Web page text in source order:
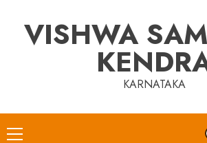
contentVISHWA
KARNATAKA
Primary